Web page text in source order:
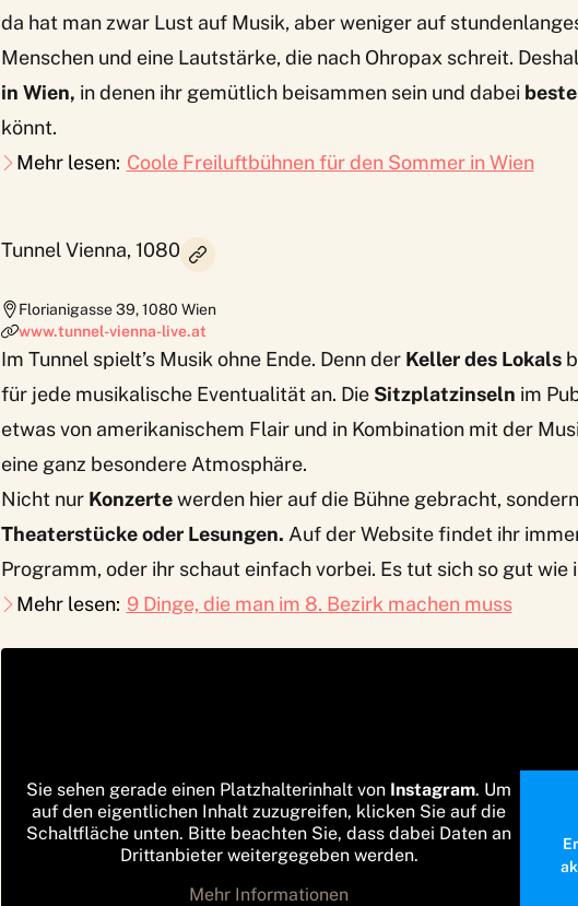
da hat man zwar Lust auf Musik, aber weniger auf
Menschen und eine Lautstärke, die nach Ohropax schreit.
in Wien, in denen ihr gemütlich beisammen sein und dabei
könnt.
Mehr lesen: Coole Freiluftbühnen für den Sommer in Wien
Tunnel Vienna, 1080
Florianigasse 39,1080 Wien
www.tunnel-vienna-live.at
Im Tunnel spielt’s Musik ohne Ende. Denn der Keller des Lokals
für jede musikalische Eventualität an. Die Sitzplatzinseln im
etwas von amerikanischem Flair und in Kombination mit der
eine ganz besondere Atmosphäre.
Nicht nur Konzertewerden hier auf die Bühne gebracht,
Theaterstücke oder Lesungen. Auf der Website findet ihr
Programm, oder ihr schaut einfach vorbei. Es tut sich so gut wie
Mehr lesen: 9 Dinge, die man im 8. Bezirk machen muss
Sie sehen gerade einen Platzhalterinhalt von Instagram. Um
auf den eigentlichen Inhalt zuzugreifen, klicken Sie auf die
Schaltfläche unten. Bitte beachten Sie, dass dabei Daten an
Drittanbieter weitergegeben werden.
Mehr Informationen